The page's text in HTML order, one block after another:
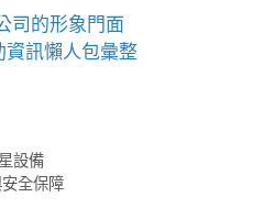
司的形象門面
資訊懶人包彙整
設備
全保障